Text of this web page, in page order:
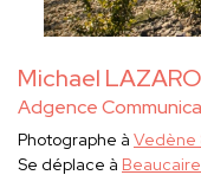
Michael LAZARO
Adgence
Photographe à Vedène
Se déplace à